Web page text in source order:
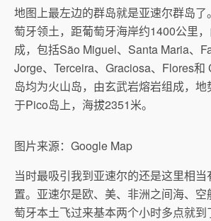
地图上最左边的群岛就是亚速尔群岛
萄牙领土，距葡萄牙海岸约1400公里
成，包括São Miguel、Santa Maria、
Jorge、Terceira、Graciosa、Flores和
岛均为火山岛，由玄武岩熔岩组成，
于Pico岛上，海拔2351米。
图片来源：Google Map
当时最吸引我到亚速尔的还是这里相
置。亚速尔是欧、美、非洲之间海、
萄牙本土飞过来基本两个小时多点就